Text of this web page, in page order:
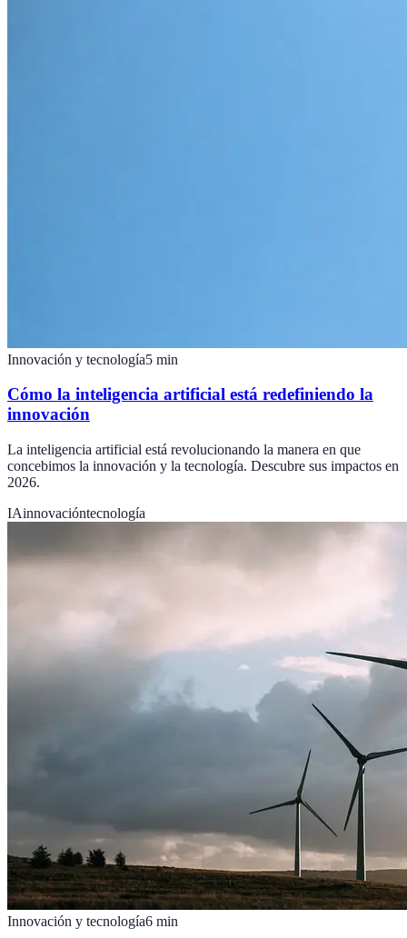
Innovación y tecnología5 min
Cómo la inteligencia artificial está redefiniendo la
innovación
La inteligencia artificial está revolucionando la manera en que
concebimos la innovación y la tecnología. Descubre sus impactos en
2026.
IAinnovacióntecnología
Innovación y tecnología6 min